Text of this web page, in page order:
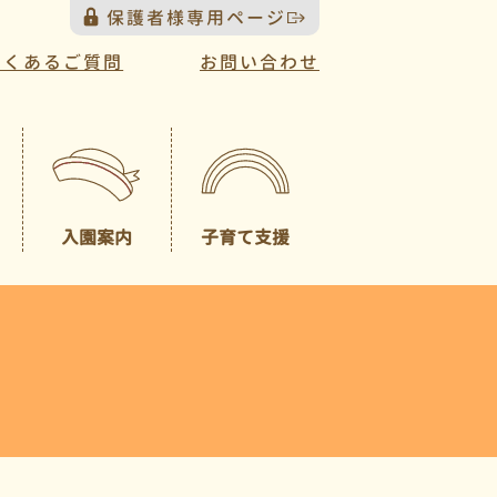
保護者様専用ページ
くあるご質問 お問い合わせ
入園案内
園見学について
子育て支援
（未就園児クラス）
一時預かり